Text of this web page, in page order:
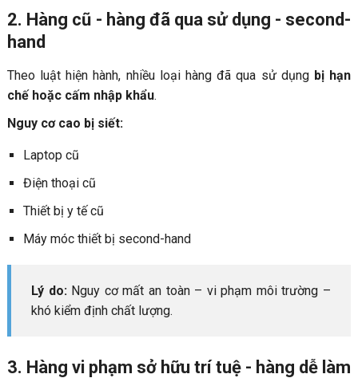
2. Hàng cũ - hàng đã qua sử dụng - second-
hand
Theo luật hiện hành, nhiều loại hàng đã qua sử dụng bị hạn
chế hoặc cấm nhập khẩu.
Nguy cơ cao bị siết:
Laptop cũ
Điện thoại cũ
Thiết bị y tế cũ
Máy móc thiết bị second-hand
Lý do: Nguy cơ mất an toàn – vi phạm môi trường –
khó kiểm định chất lượng.
3. Hàng vi phạm sở hữu trí tuệ - hàng dễ làm